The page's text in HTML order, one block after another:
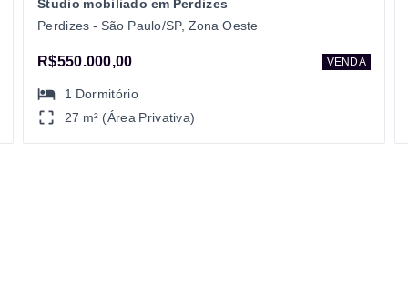
Studio mobiliado em Perdizes
Perdizes - São Paulo/SP, Zona Oeste
R$550.000,00 VENDA
1 Dormitório
27 m² (Área Privativa)